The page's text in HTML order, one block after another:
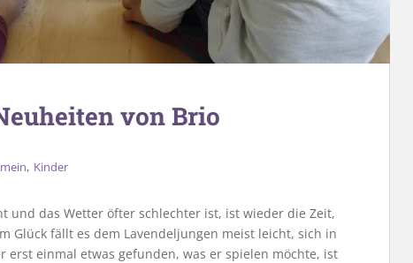
von Brio
, Kinder
und das Wetter öfter schlechter ist, ist wieder die Zeit,
Glück fällt es dem Lavendeljungen meist leicht, sich in
erst einmal etwas gefunden, was er spielen möchte, ist